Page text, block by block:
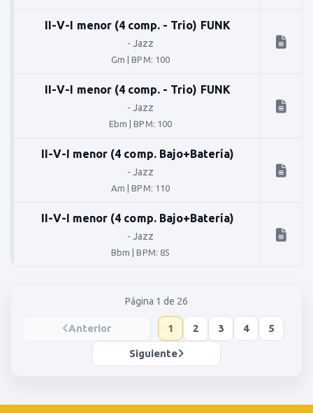
II-V-I menor (4 comp. - Trio) FUNK
- Jazz
Gm |BPM: 100
II-V-I menor (4 comp. - Trio) FUNK
- Jazz
Ebm |BPM: 100
II-V-I menor (4 comp. Bajo+Batería)
- Jazz
Am |BPM: 110
II-V-I menor (4 comp. Bajo+Batería)
- Jazz
Bbm |BPM: 85
Página 1 de 26
Anterior 1 2 3 4 5
Siguiente